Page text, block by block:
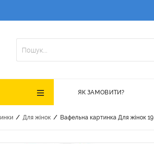
ЯК ЗАМОВИТИ?
/ Для жінок / Вафельна картинка Для жінок 19